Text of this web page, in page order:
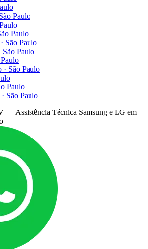
São Paulo
Paulo
· São Paulo
São Paulo
· São Paulo
Paulo
· São Paulo
— Assistência Técnica Samsung e LG em